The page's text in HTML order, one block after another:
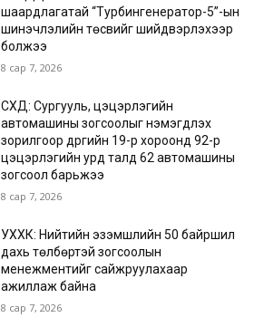
шаардлагатай “Турбингенератор-5”-ын
шинэчлэлийн төсвийг шийдвэрлэхээр
болжээ
8 сар 7, 2026
СХД: Сургууль, цэцэрлэгийн
автомашины зогсоолыг нэмэгдүүлэх
зорилгоор дүүргийн 19-р хороонд 92-р
цэцэрлэгийн урд талд 62 автомашины
зогсоол барьжээ
8 сар 7, 2026
УХХК: Нийтийн эзэмшлийн 50 байршил
дахь төлбөртэй зогсоолын
менежментийг сайжруулахаар
ажиллаж байна
8 сар 7, 2026